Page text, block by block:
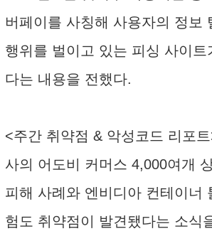
버페이를 사칭해 사용자의 정보
행위를 벌이고 있는 피싱 사이트
다는 내용을 전했다.
<주간 취약점 & 악성코드 리포트
사의 어도비 커머스 4,000여개
피해 사례와 엔비디아 컨테이너
험도 취약점이 발견됐다는 소식